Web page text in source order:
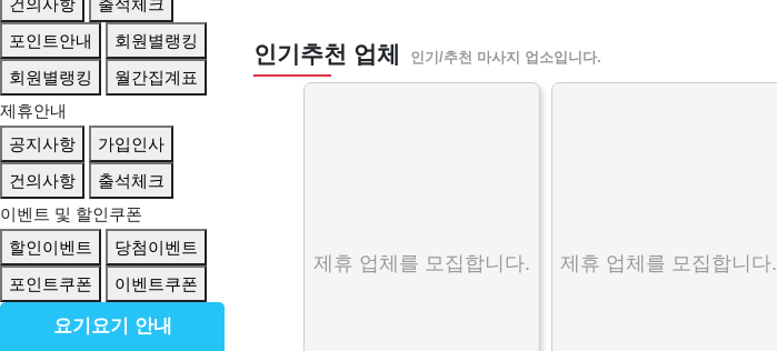
인기추천 업체 인기/추천 마사지 업소입니다.
제휴 업체를 모집합니다. 제휴 업체를 모집합니다.
건의사항
출석체크
포인트안내
회원별랭킹
회원별랭킹
월간집계표
제휴안내
공지사항
가입인사
건의사항
출석체크
이벤트 및 할인쿠폰
할인이벤트
당첨이벤트
포인트쿠폰
이벤트쿠폰
요기요기 안내